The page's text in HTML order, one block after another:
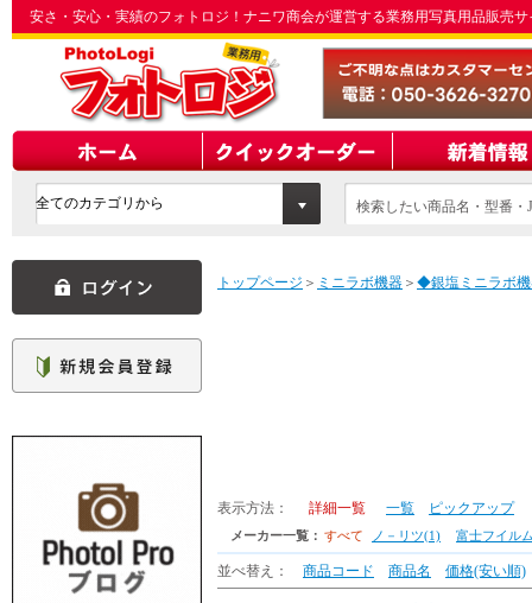
安さ・安心・実績のフォトロジ！ナニワ商会が運営する業務用写真用品販売
検索したい商品名・型番
トップページ ＞ ミニラボ機器 ＞ ◆銀塩ミニラボ
表示方法： 詳細一覧 一覧 ピックアップ
メーカー一覧： すべて ノ－リツ(1) 富士フイル
並べ替え： 商品コード 商品名 価格(安い順)